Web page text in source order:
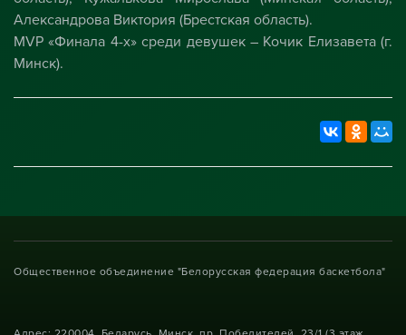
Александрова Виктория (Брестская область).
MVP «Финала 4-х» среди девушек – Кочик Елизавета (г.
Минск).
Общественное объединение "Белорусская федерация баскетбола"